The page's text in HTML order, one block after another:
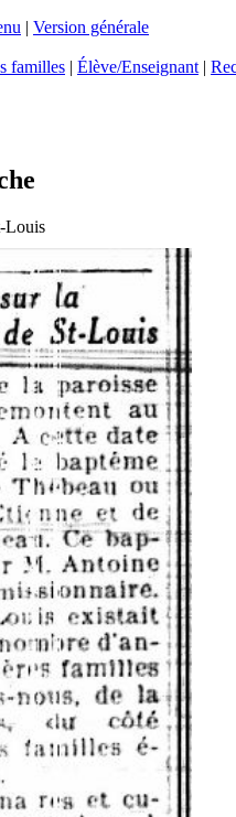
| Version générale
familles | Élève/Enseignant |
Louis